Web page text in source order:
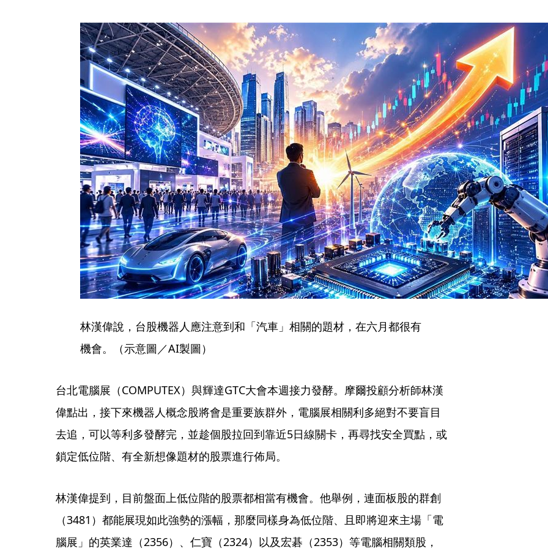
林漢偉說，台股機器人應注意到和「汽車」相關的題材，在六月都很有
機會。（示意圖／AI製圖）
台北電腦展（COMPUTEX）與輝達GTC大會本週接力發酵。摩爾投顧分析師林漢
偉點出，接下來機器人概念股將會是重要族群外，電腦展相關利多絕對不要盲目
去追，可以等利多發酵完，並趁個股拉回到靠近5日線關卡，再尋找安全買點，或
鎖定低位階、有全新想像題材的股票進行佈局。
林漢偉提到，目前盤面上低位階的股票都相當有機會。他舉例，連面板股的群創
（3481）都能展現如此強勢的漲幅，那麼同樣身為低位階、且即將迎來主場「電
腦展」的英業達（2356）、仁寶（2324）以及宏碁（2353）等電腦相關類股，